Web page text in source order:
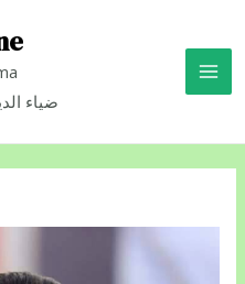
ضياء